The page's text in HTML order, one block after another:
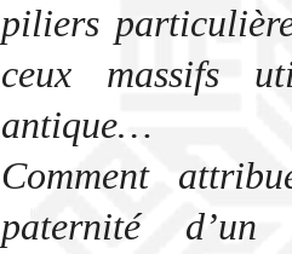
piliers
ceux massifs
antique…
Comment
paternité d’un